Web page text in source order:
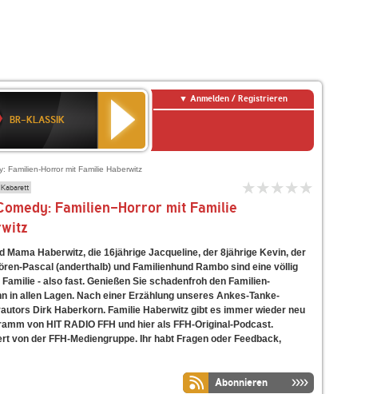
BR-KLASSIK
Anmelden / Registrieren
Familien-Horror mit Familie Haberwitz
Familien-Horror mit Familie
Mama Haberwitz, die 16jährige Jacqueline, der 8jährige Kevin, der
Pascal (anderthalb) und Familienhund Rambo sind eine völlig
- also fast. Genießen Sie schadenfroh den Familien-
in allen Lagen. Nach einer Erzählung unseres Ankes-Tanke-
Dirk Haberkorn. Familie Haberwitz gibt es immer wieder neu
von HIT RADIO FFH und hier als FFH-Original-Podcast.
von der FFH-Mediengruppe. Ihr habt Fragen oder Feedback,
Abonnieren